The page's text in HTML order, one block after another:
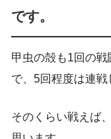
です。
甲虫の殻も1回の
で、5回程度は連戦
そのくらい戦えば